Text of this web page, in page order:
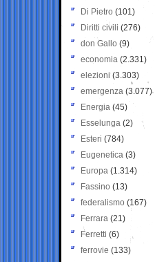
Di Pietro (101)
Diritti civili (276)
don Gallo (9)
economia (2.331)
elezioni (3.303)
emergenza (3.077)
Energia (45)
Esselunga (2)
Esteri (784)
Eugenetica (3)
Europa (1.314)
Fassino (13)
federalismo (167)
Ferrara (21)
Ferretti (6)
ferrovie (133)